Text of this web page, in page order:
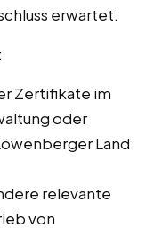
erwartet.
:
Zertifikate im
oder
Land
relevante
von